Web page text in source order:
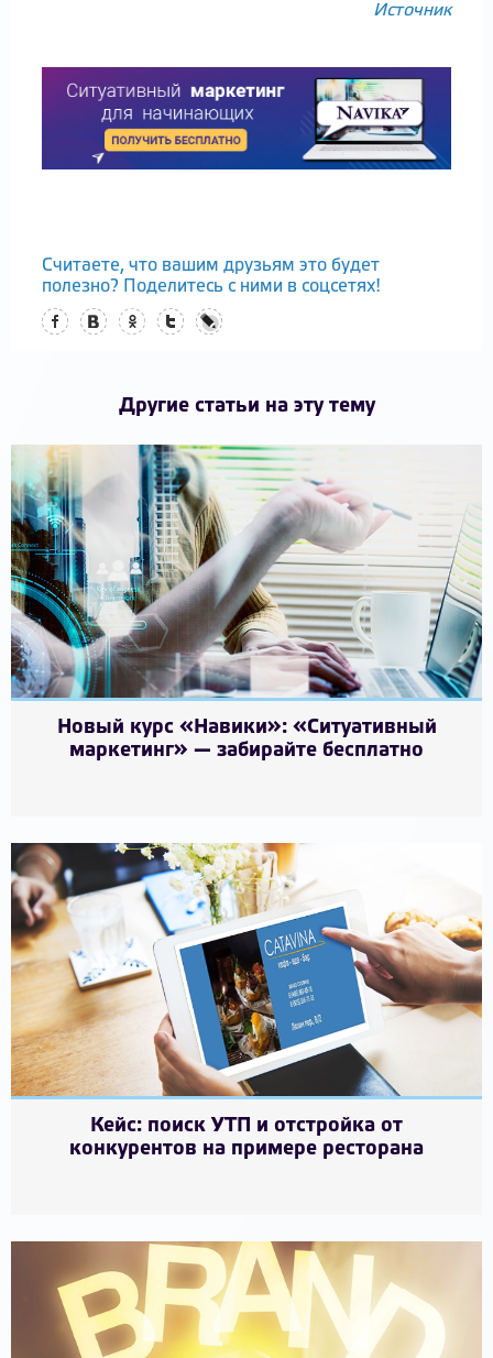
Источник
Считаете, что вашим друзьям это будет
полезно? Поделитесь с ними в соцсетях!
Другие статьи на эту тему
Новый курс «Навики»: «Ситуативный
маркетинг» — забирайте бесплатно
Кейс: поиск УТП и отстройка от
конкурентов на примере ресторана